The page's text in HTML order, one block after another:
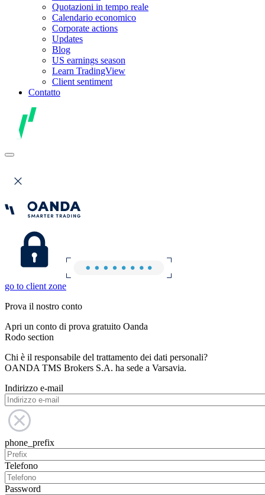
Quotazioni in tempo reale
Calendario economico
Corporate actions
Updates
Blog
US earnings season
Learn TradingView
Client sentiment
Contatto
go to client zone
Prova il nostro conto
Apri un conto di prova gratuito Oanda
Rodo section
Chi è il responsabile del trattamento dei dati personali?
OANDA TMS Brokers S.A. ha sede a Varsavia.
Indirizzo e-mail
phone_prefix
Telefono
Password